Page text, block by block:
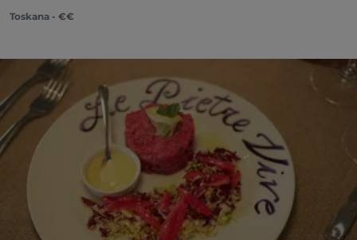
Toskana - €€